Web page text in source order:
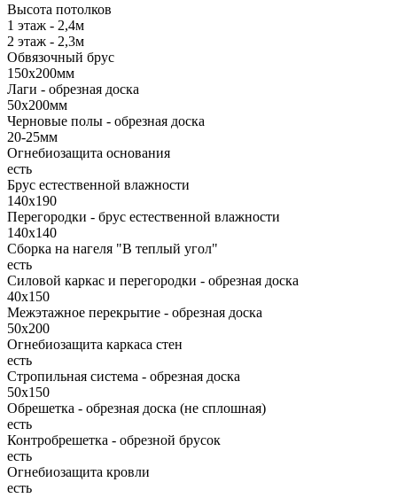
Высота потолков
1 этаж - 2,4м
2 этаж - 2,3м
Обвязочный брус
150х200мм
Лаги - обрезная доска
50х200мм
Черновые полы - обрезная доска
20-25мм
Огнебиозащита основания
есть
Брус естественной влажности
140х190
Перегородки - брус естественной влажности
140х140
Сборка на нагеля "В теплый угол"
есть
Силовой каркас и перегородки - обрезная доска
40х150
Межэтажное перекрытие - обрезная доска
50х200
Огнебиозащита каркаса стен
есть
Стропильная система - обрезная доска
50х150
Обрешетка - обрезная доска (не сплошная)
есть
Контробрешетка - обрезной брусок
есть
Огнебиозащита кровли
есть